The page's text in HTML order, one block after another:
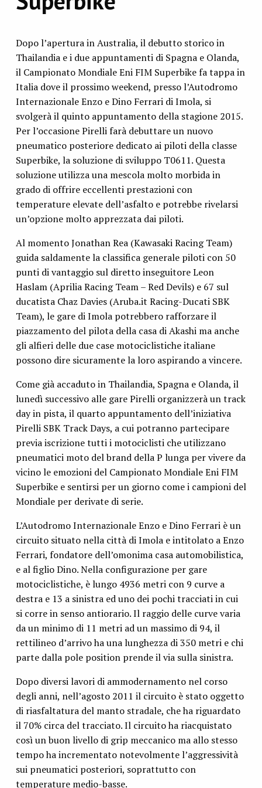
Dopo l’apertura in Australia, il debutto storico in
Thailandia e i due appuntamenti di Spagna e Olanda,
il Campionato Mondiale Eni FIM Superbike fa tappa in
Italia dove il prossimo weekend, presso l’Autodromo
Internazionale Enzo e Dino Ferrari di Imola, si
svolgerà il quinto appuntamento della stagione 2015.
Per l’occasione Pirelli farà debuttare un nuovo
pneumatico posteriore dedicato ai piloti della classe
Superbike, la soluzione di sviluppo T0611. Questa
soluzione utilizza una mescola molto morbida in
grado di offrire eccellenti prestazioni con
temperature elevate dell’asfalto e potrebbe rivelarsi
un’opzione molto apprezzata dai piloti.
Al momento Jonathan Rea (Kawasaki Racing Team)
guida saldamente la classifica generale piloti con 50
punti di vantaggio sul diretto inseguitore Leon
Haslam (Aprilia Racing Team – Red Devils) e 67 sul
ducatista Chaz Davies (Aruba.it Racing-Ducati SBK
Team), le gare di Imola potrebbero rafforzare il
piazzamento del pilota della casa di Akashi ma anche
gli alfieri delle due case motociclistiche italiane
possono dire sicuramente la loro aspirando a vincere.
Come già accaduto in Thailandia, Spagna e Olanda, il
lunedì successivo alle gare Pirelli organizzerà un track
day in pista, il quarto appuntamento dell’iniziativa
Pirelli SBK Track Days, a cui potranno partecipare
previa iscrizione tutti i motociclisti che utilizzano
pneumatici moto del brand della P lunga per vivere da
vicino le emozioni del Campionato Mondiale Eni FIM
Superbike e sentirsi per un giorno come i campioni del
Mondiale per derivate di serie.
L’Autodromo Internazionale Enzo e Dino Ferrari è un
circuito situato nella città di Imola e intitolato a Enzo
Ferrari, fondatore dell’omonima casa automobilistica,
e al figlio Dino. Nella configurazione per gare
motociclistiche, è lungo 4936 metri con 9 curve a
destra e 13 a sinistra ed uno dei pochi tracciati in cui
si corre in senso antiorario. Il raggio delle curve varia
da un minimo di 11 metri ad un massimo di 94, il
rettilineo d’arrivo ha una lunghezza di 350 metri e chi
parte dalla pole position prende il via sulla sinistra.
Dopo diversi lavori di ammodernamento nel corso
degli anni, nell’agosto 2011 il circuito è stato oggetto
di riasfaltatura del manto stradale, che ha riguardato
il 70% circa del tracciato. Il circuito ha riacquistato
così un buon livello di grip meccanico ma allo stesso
tempo ha incrementato notevolmente l’aggressività
sui pneumatici posteriori, soprattutto con
temperature medio-basse.